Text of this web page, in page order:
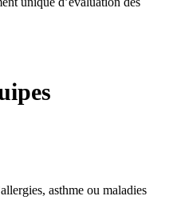
asthme ou maladies